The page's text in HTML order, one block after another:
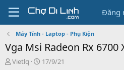
Đăng
Máy Tính - Laptop - Phụ Kiện
Vga Msi Radeon Rx 6700
T
Vietlq
N
17/9/21